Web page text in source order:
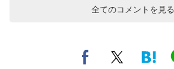
全てのコメントを見る